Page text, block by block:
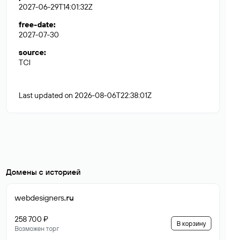
2027-06-29T14:01:32Z
free-date:
2027-07-30
source:
TCI
Last updated on 2026-08-06T22:38:01Z
Домены с историей
webdesigners.ru
258 700 ₽
Возможен торг
В корзину